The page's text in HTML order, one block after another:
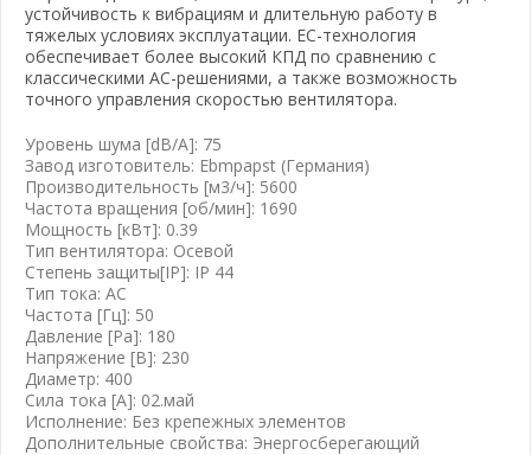
устойчивость к вибрациям и длительную работу в
тяжелых условиях эксплуатации. EC-технология
обеспечивает более высокий КПД по сравнению с
классическими AC-решениями, а также возможность
точного управления скоростью вентилятора.
Уровень шума [dB/A]: 75
Завод изготовитель: Ebmpapst (Германия)
Производительность [м3/ч]: 5600
Частота вращения [об/мин]: 1690
Мощность [кВт]: 0.39
Тип вентилятора: Осевой
Степень защиты[IP]: IP 44
Тип тока: AC
Частота [Гц]: 50
Давление [Pa]: 180
Напряжение [B]: 230
Диаметр: 400
Сила тока [А]: 02.май
Исполнение: Без крепежных элементов
Дополнительные свойства: Энергосберегающий
почту